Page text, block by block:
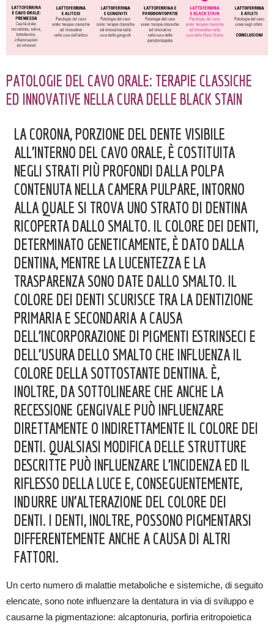
PATOLOGIE DEL CAVO ORALE: TERAPIE CLASSICHE
ED INNOVATIVE NELLA CURA DELLE BLACK STAIN
LA CORONA, PORZIONE DEL DENTE VISIBILE
ALL’INTERNO DEL CAVO ORALE, È COSTITUITA
NEGLI STRATI PIÙ PROFONDI DALLA POLPA
CONTENUTA NELLA CAMERA PULPARE, INTORNO
ALLA QUALE SI TROVA UNO STRATO DI DENTINA
RICOPERTA DALLO SMALTO. IL COLORE DEI DENTI,
DETERMINATO GENETICAMENTE, È DATO DALLA
DENTINA, MENTRE LA LUCENTEZZA E LA
TRASPARENZA SONO DATE DALLO SMALTO. IL
COLORE DEI DENTI SCURISCE TRA LA DENTIZIONE
PRIMARIA E SECONDARIA A CAUSA
DELL’INCORPORAZIONE DI PIGMENTI ESTRINSECI E
DELL’USURA DELLO SMALTO CHE INFLUENZA IL
COLORE DELLA SOTTOSTANTE DENTINA. È,
INOLTRE, DA SOTTOLINEARE CHE ANCHE LA
RECESSIONE GENGIVALE PUÒ INFLUENZARE
DIRETTAMENTE O INDIRETTAMENTE IL COLORE DEI
DENTI. QUALSIASI MODIFICA DELLE STRUTTURE
DESCRITTE PUÒ INFLUENZARE L’INCIDENZA ED IL
RIFLESSO DELLA LUCE E, CONSEGUENTEMENTE,
INDURRE UN’ALTERAZIONE DEL COLORE DEI
DENTI. I DENTI, INOLTRE, POSSONO PIGMENTARSI
DIFFERENTEMENTE ANCHE A CAUSA DI ALTRI
FATTORI.
Un certo numero di malattie metaboliche e sistemiche, di seguito
elencate, sono note influenzare la dentatura in via di sviluppo e
causarne la pigmentazione: alcaptonuria, porfiria eritropoietica